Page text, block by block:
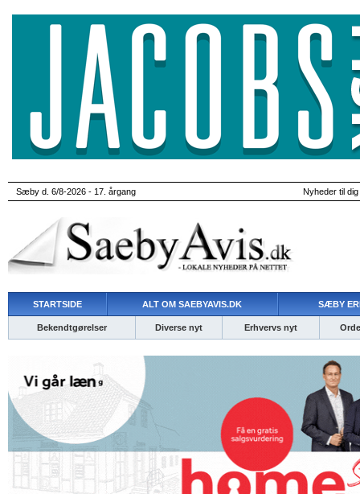
Sæby d. 6/8-2026 - 17. årgang Nyheder til
STARTSIDE ALT OM SAEBYAVIS.DK SÆBY
Bekendtgørelser Diverse nyt Erhvervs nyt